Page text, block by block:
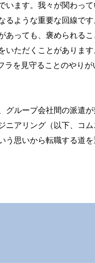
います。我々が関わって
ような重要な回線です
あっても、褒められるこ
いただくことがあります
ラを見守ることのやりが
グループ会社間の派遣が
ニアリング（以下、コム
う思いから転職する道